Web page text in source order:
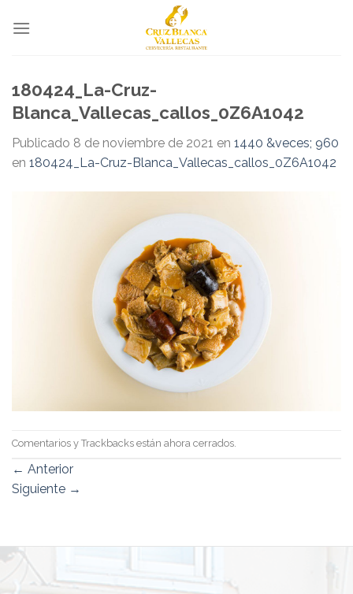
180424_La-Cruz-
Blanca_Vallecas_callos_0Z6A1042
Publicado 8 de noviembre de 2021 en 1440 &veces; 960
en 180424_La-Cruz-Blanca_Vallecas_callos_0Z6A1042
Comentarios y Trackbacks están ahora cerrados.
← Anterior
Siguiente →